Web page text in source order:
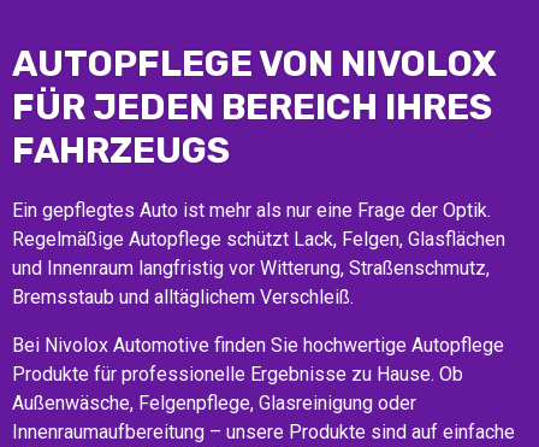
AUTOPFLEGE VON NIVOLOX
FÜR JEDEN BEREICH IHRES
FAHRZEUGS
Ein gepflegtes Auto ist mehr als nur eine Frage der Optik.
Regelmäßige Autopflege schützt Lack, Felgen, Glasflächen
und Innenraum langfristig vor Witterung, Straßenschmutz,
Bremsstaub und alltäglichem Verschleiß.
Bei Nivolox Automotive finden Sie hochwertige Autopflege
Produkte für professionelle Ergebnisse zu Hause. Ob
Außenwäsche, Felgenpflege, Glasreinigung oder
Innenraumaufbereitung – unsere Produkte sind auf einfache